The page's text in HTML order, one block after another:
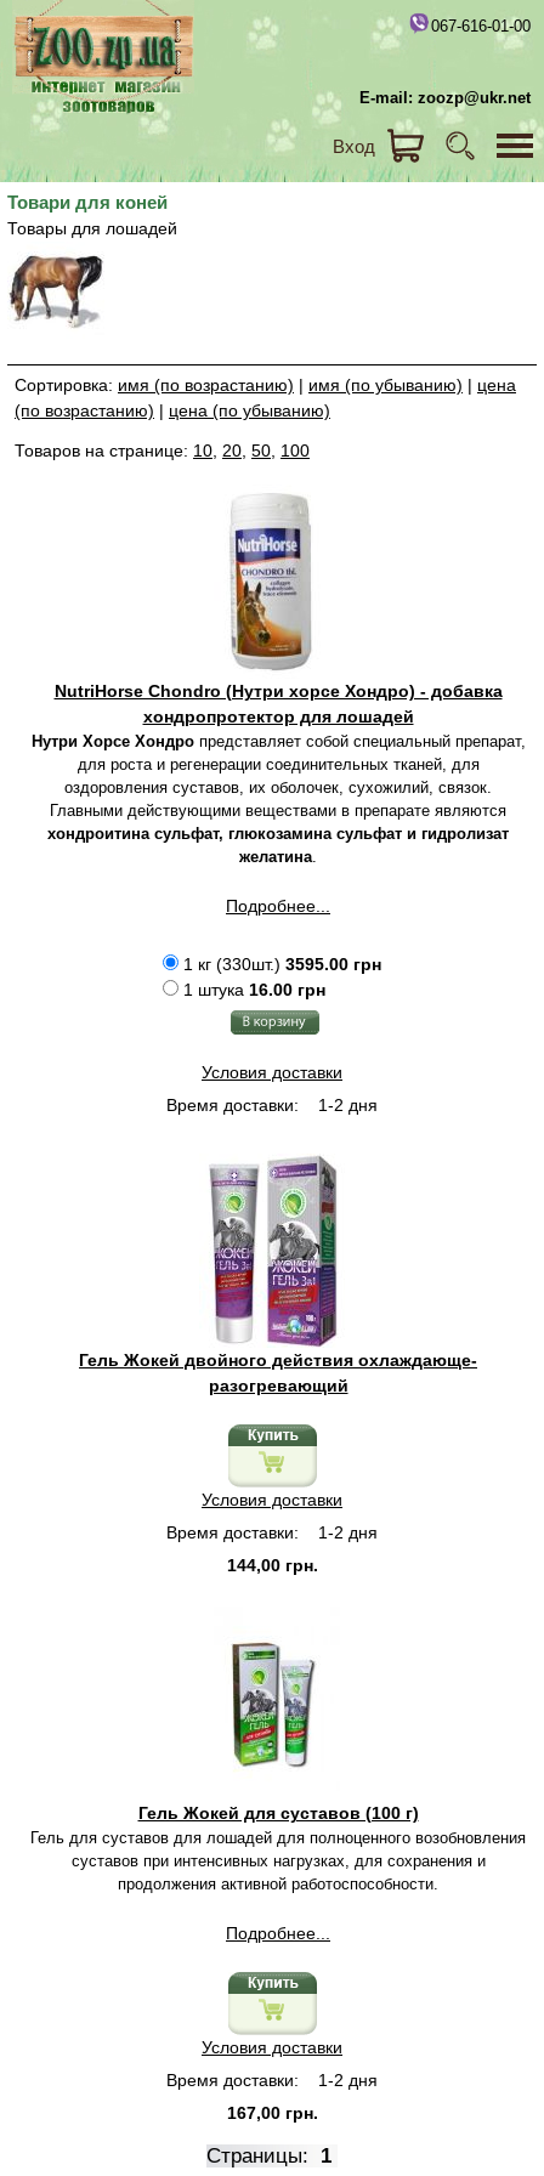
067-616-01-00
E-mail: zoozp@ukr.net
Вход
Товари для коней
Товары для лошадей
Сортировка: имя (по возрастанию) | имя (по убыванию) | цена
(по возрастанию) | цена (по убыванию)
Товаров на странице: 10 20 50 100
NutriHorse Chondro (Нутри хорсе Хондро) - добавка
хондропротектор для лошадей
Нутри Хорсе Хондропредставляет собой специальный препарат,
для роста и регенерации соединительных тканей, для
оздоровления суставов, их оболочек, сухожилий, связок.
Главными действующими веществами в препарате являются
хондроитина сульфат, глюкозамина сульфат и гидролизат
желатина.
Подробнее...
1 кг (330шт.) 3595.00 грн
1 штука 16.00 грн
Условия доставки
Время доставки:
1-2 дня
Гель Жокей двойного действия охлаждающе-
разогревающий
Условия доставки
Время доставки:
1-2 дня
144,00 грн.
Гель Жокей для суставов (100 г)
Гель для суставов для лошадей для полноценного возобновления
суставов при интенсивных нагрузках, для сохранения и
продолжения активной работоспособности.
Подробнее...
Условия доставки
Время доставки:
1-2 дня
167,00 грн.
Страницы: 1